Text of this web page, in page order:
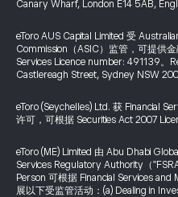
Canary Wharf, London E14 5AB,
eToro AUS Capital Limited 受
Commission（ASIC）监管，可提供
Services Licence number: 491139。
Castlereagh Street, Sydney NSW
eToro (Seychelles) Ltd. 获 Financial
许可，可根据 Securities Act 2007
eToro (ME) Limited 由 Abu Dhabi
Services Regulatory Authority（
Person 可根据 Financial Services
展以下受监管活动：(a) Dealing in